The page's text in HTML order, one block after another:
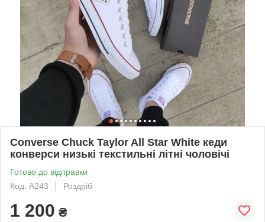
Converse Chuck Taylor All Star White кеди
конверси низькі текстильні літні чоловічі
Готово до відправки
Код: A243
Роздріб
1 200 ₴